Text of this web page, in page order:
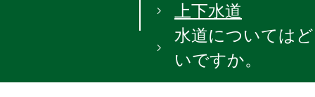
上下水道
水道については
いですか。